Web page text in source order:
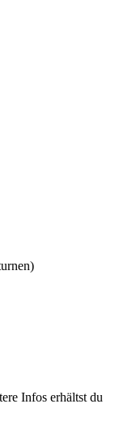
Infos erhältst du